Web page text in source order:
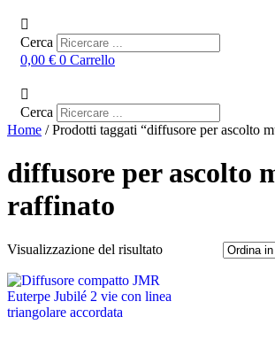
Cerca
0,00 € 0 Carrello
Cerca
Home / Prodotti taggati “diffusore per ascolto
diffusore per ascolto
raffinato
Visualizzazione del risultato